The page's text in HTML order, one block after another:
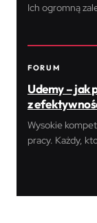
Ich ogromną
FORUM
Udemy – jak
z
Wysokie
pracy. Każdy,